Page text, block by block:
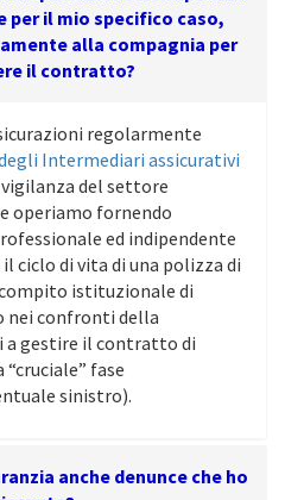
per il mio specifico caso,
alla compagnia per
il contratto?
regolarmente
Intermediari assicurativi
del settore
operiamo fornendo
ed indipendente
ciclo di vita di una polizza di
istituzionale di
nei confronti della
gestire il contratto di
fase
sinistro).
anche denunce che ho